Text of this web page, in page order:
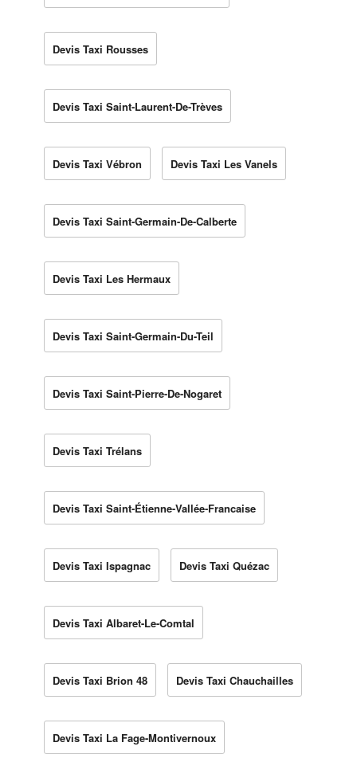
Devis Taxi Rousses
Devis Taxi Saint-Laurent-De-Trèves
Devis Taxi Vébron Devis Taxi Les Vanels
Devis Taxi Saint-Germain-De-Calberte
Devis Taxi Les Hermaux
Devis Taxi Saint-Germain-Du-Teil
Devis Taxi Saint-Pierre-De-Nogaret
Devis Taxi Trélans
Devis Taxi Saint-Étienne-Vallée-Francaise
Devis Taxi Ispagnac Devis Taxi Quézac
Devis Taxi Albaret-Le-Comtal
Devis Taxi Brion 48 Devis Taxi Chauchailles
Devis Taxi La Fage-Montivernoux